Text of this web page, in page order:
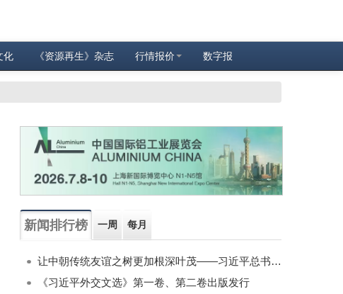
化 《资源再生》杂志 行情报价 数字报
新闻排行榜 一周 每月
让中朝传统友谊之树更加根深叶茂——习近平总书记对朝鲜进行国事访问纪实
《习近平外交文选》第一卷、第二卷出版发行